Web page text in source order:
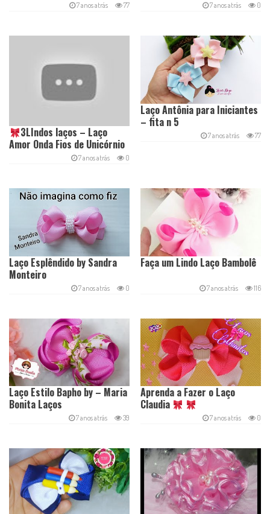
7 anos atrás 0
7 anos atrás 77
Laço Antônia para Iniciantes
– fita n 5
7 anos atrás 77
3LIndos laços – Laço
Amor Onda Fios de Unicórnio
7 anos atrás 0
Faça um Lindo Laço Bambolê
7 anos atrás 116
Laço Esplêndido by Sandra
Monteiro
7 anos atrás 0
Aprenda a Fazer o Laço
Claudia
7 anos atrás 0
Laço Estilo Bapho by – Maria
Bonita Laços
7 anos atrás 39